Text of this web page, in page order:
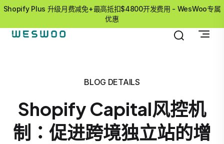
Shopify Plus 升级月费减免+最高抵扣$4800开发费用 - WesWoo专属
优惠
BLOG DETAILS
Shopify Capital风控机
制：促进跨境独立站的增